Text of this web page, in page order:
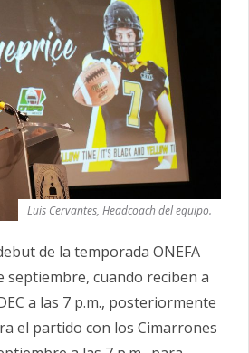
Luis Cervantes, Headcoach del equipo.
de la temporada ONEFA
septiembre, cuando reciben a
a las 7 p.m., posteriormente
el partido con los Cimarrones